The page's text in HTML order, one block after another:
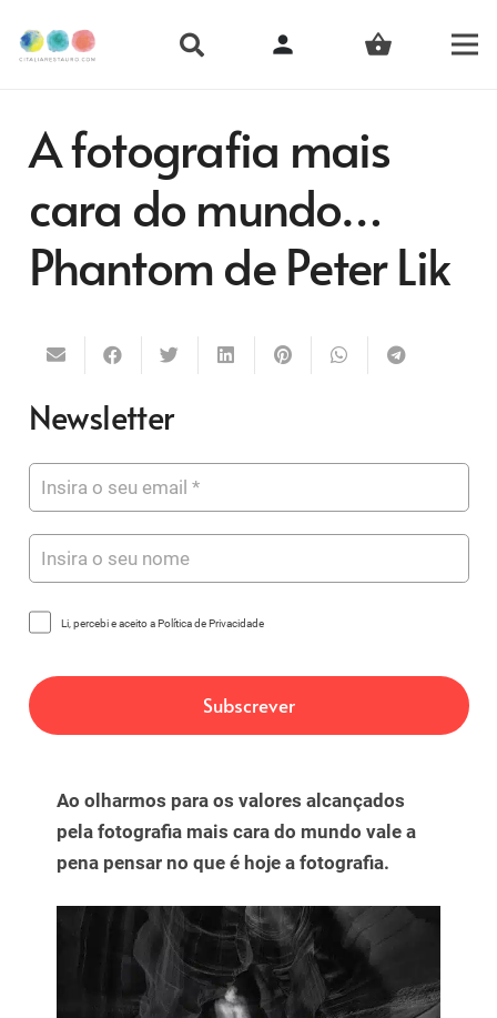
person shopping_basket
A fotografia mais
cara do mundo…
Phantom de Peter Lik
Newsletter
Li, percebi e aceito a Política de Privacidade
Ao olharmos para os valores alcançados
pela fotografia mais cara do mundo vale a
pena pensar no que é hoje a fotografia.